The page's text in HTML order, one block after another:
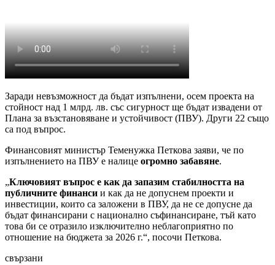
Заради невъзможност да бъдат изпълнени, осем проекта на
стойност над 1 млрд. лв. със сигурност ще бъдат извадени от
Плана за възстановяване и устойчивост (ПВУ). Други 22 също
са под въпрос.
Финансовият министър Теменужка Петкова заяви, че по
изпълнението на ПВУ е налице огромно забавяне.
„Ключовият въпрос е как да запазим стабилността на
публичните финанси и как да не допуснем проекти и
инвестиции, които са заложени в ПВУ, да не се допусне да
бъдат финансирани с национално съфинансиране, тъй като
това би се отразило изключително неблагоприятно по
отношение на бюджета за 2026 г.“, посочи Петкова.
свързани